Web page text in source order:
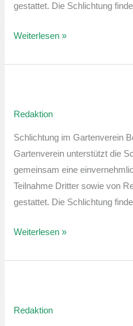
gestattet. Die Schlichtung
Weiterlesen »
Redaktion
Schlichtung im Gartenverein
Gartenverein unterstützt die
gemeinsam eine
Teilnahme Dritter sowie von
gestattet. Die Schlichtung
Schlichtergruppe
Weiterlesen »
Redaktion
Schlichtergruppe